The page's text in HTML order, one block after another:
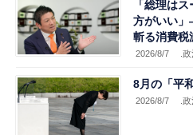
「総理は
方がいい
斬る消費税
2026/8/7 .
8月の「平
2026/8/7 .